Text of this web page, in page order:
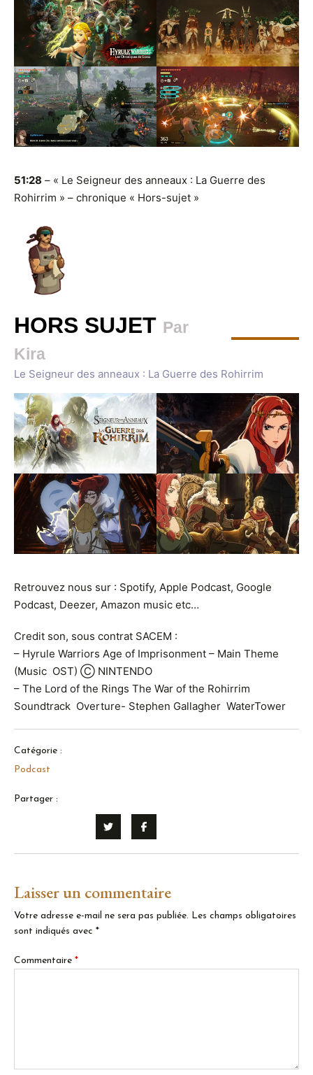
51:28 – « Le Seigneur des anneaux : La Guerre des
Rohirrim » – chronique « Hors-sujet »
HORS SUJET Par
Kira
Le Seigneur des anneaux : La Guerre des Rohirrim
Retrouvez nous sur : Spotify, Apple Podcast, Google
Podcast, Deezer, Amazon music etc…
Credit son, sous contrat SACEM :
– Hyrule Warriors Age of Imprisonment – Main Theme
(Music OST) Ⓒ NINTENDO
– The Lord of the Rings The War of the Rohirrim
Soundtrack Overture- Stephen Gallagher WaterTower
Catégorie :
Podcast
Partager :
Laisser un commentaire
Votre adresse e-mail ne sera pas publiée. Les champs obligatoires
sont indiqués avec *
Commentaire *